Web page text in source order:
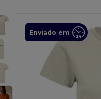
Enviado em